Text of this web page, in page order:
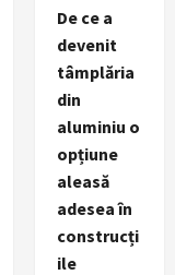
De ce a
devenit
tâmplăria
din
aluminiu o
opțiune
aleasă
adesea în
construcți
ile